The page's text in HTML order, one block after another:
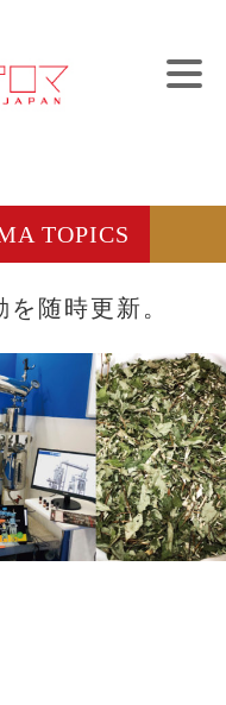
TOPICS
随時更新。